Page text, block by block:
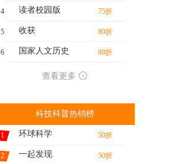
4 读者校园版 75折
5 收获 80折
6 国家人文历史 88折
查看更多
科技科普热销榜
1 环球科学 50折
2 一起发现 50折